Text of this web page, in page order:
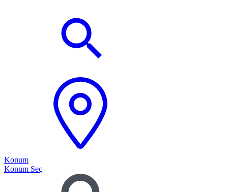
Konum
Konum Seç